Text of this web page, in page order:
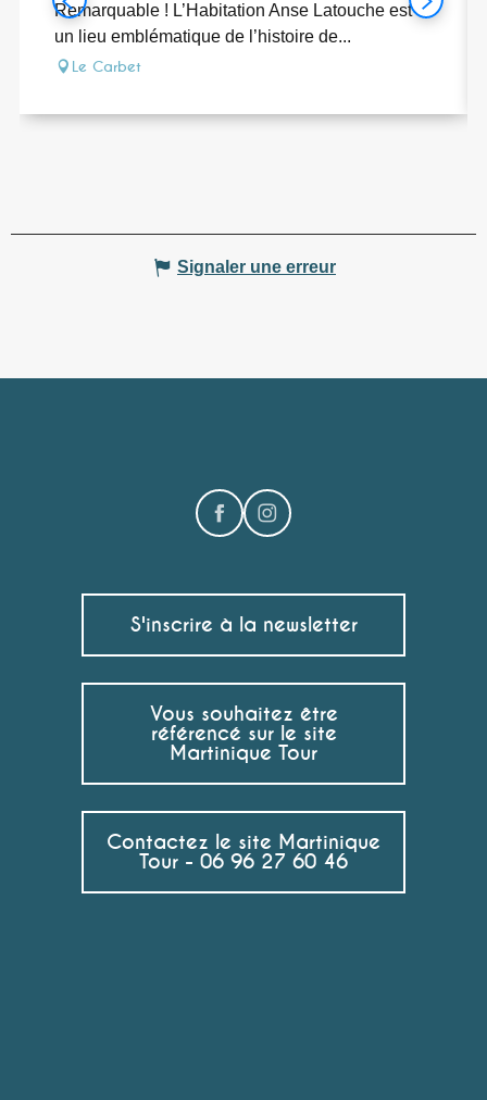
Remarquable ! L’Habitation Anse Latouche est
un lieu emblématique de l’histoire de...
Le Carbet
Signaler une erreur
S'inscrire à la newsletter
Vous souhaitez être
référencé sur le site
Martinique Tour
Contactez le site Martinique
Tour - 06 96 27 60 46